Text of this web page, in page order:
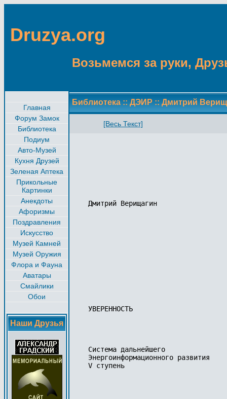
Druzya.org
Возьмемся за руки,
Главная
Форум Замок
Библиотека
Подиум
Авто-Музей
Кухня Друзей
Зеленая Аптека
Прикольные
Картинки
Анекдоты
Афоризмы
Поздравления
Искусство
Музей Камней
Музей Оружия
Флора и Фауна
Аватары
Смайлики
Обои
Наши Друзья
Библиотека :: ДЭИР :: Дмитрий
[Весь Текст]
Дмитрий Верищагин
УВЕРЕННОСТЬ
Система дальнейшего
Энергоинформационного развития
V ступень